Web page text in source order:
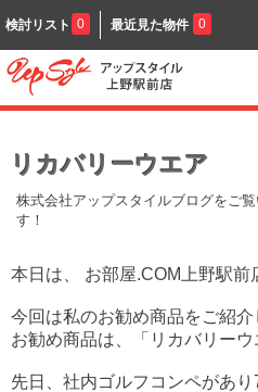
検討リスト 0 最近見た物件 0
リカバリーウエア
株式会社アップスタイルブログをご
す！
本日は、 お部屋.COM上野駅前
今回は私のお勧め商品をご紹介
お勧め商品は、「リカバリーウ
先日、社内ゴルフコンペがあ